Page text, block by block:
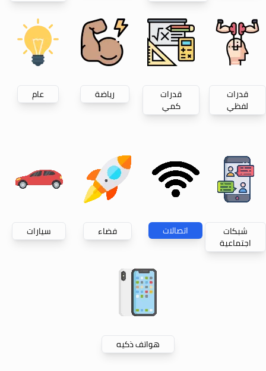
قدرات
لفظي
قدرات
كمي
رياضة عام
شبكات
اجتماعية
اتصالات فضاء سيارات
هواتف ذكيه